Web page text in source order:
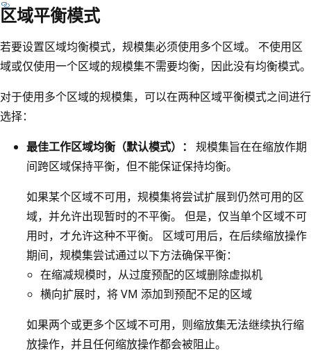
区域平衡模式
若要设置区域均衡模式，规模集必须使用多个区域。 不使用区
域或仅使用一个区域的规模集不需要均衡，因此没有均衡模式。
对于使用多个区域的规模集，可以在两种区域平衡模式之间进行
选择：
最佳工作区域均衡（默认模式）：
规模集旨在在缩放作期
间跨区域保持平衡，但不能保证保持均衡。
如果某个区域不可用，规模集将尝试扩展到仍然可用的区
域，并允许出现暂时的不平衡。 但是，仅当单个区域不可
用时，才允许这种不平衡。 区域可用后，在后续缩放操作
期间，规模集尝试通过以下方法确保平衡：
在缩减规模时，从过度预配的区域删除虚拟机
横向扩展时，将 VM 添加到预配不足的区域
如果两个或更多个区域不可用，则缩放集无法继续执行缩
放操作，并且任何缩放操作都会被阻止。